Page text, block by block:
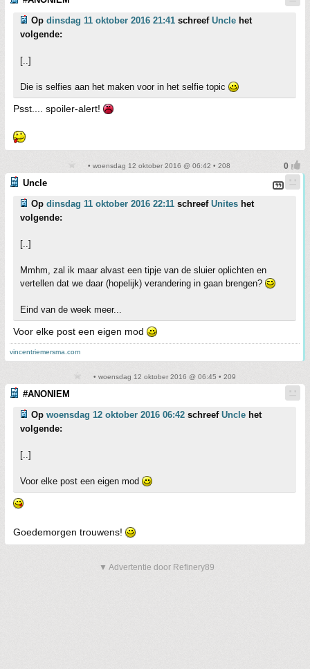
Op dinsdag 11 oktober 2016 21:41 schreef Uncle het
volgende:
[..]
Die is selfies aan het maken voor in het selfie topic
Psst.... spoiler-alert!
• woensdag 12 oktober 2016 @ 06:42 • 208
Uncle
Op dinsdag 11 oktober 2016 22:11 schreef Unites het
volgende:
[..]
Mmhm, zal ik maar alvast een tipje van de sluier oplichten en
vertellen dat we daar (hopelijk) verandering in gaan brengen?
Eind van de week meer...
Voor elke post een eigen mod
vincentriemersma.com
• woensdag 12 oktober 2016 @ 06:45 • 209
#ANONIEM
Op woensdag 12 oktober 2016 06:42 schreef Uncle het
volgende:
[..]
Voor elke post een eigen mod
Goedemorgen trouwens!
▼ Advertentie door Refinery89